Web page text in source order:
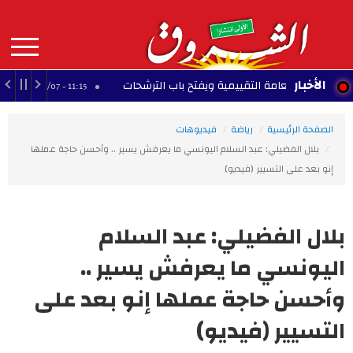
contenu
principal
MAIN
NAVIGATION الأخبار
العامة التقييمية ويفتح باب الترشحات 11:15 - 2026/08/07 النادي
الصفحة الرئيسية رياضة
فيديوهات
بلال الفضيلي: عبد السلام اليونسي ما يعرفش يسير .. وأحسن حاجة عملها
إنو بعد على التسيير (فيديو)
بلال الفضيلي: عبد السلام
اليونسي ما يعرفش يسير ..
وأحسن حاجة عملها إنو بعد على
التسيير (فيديو)